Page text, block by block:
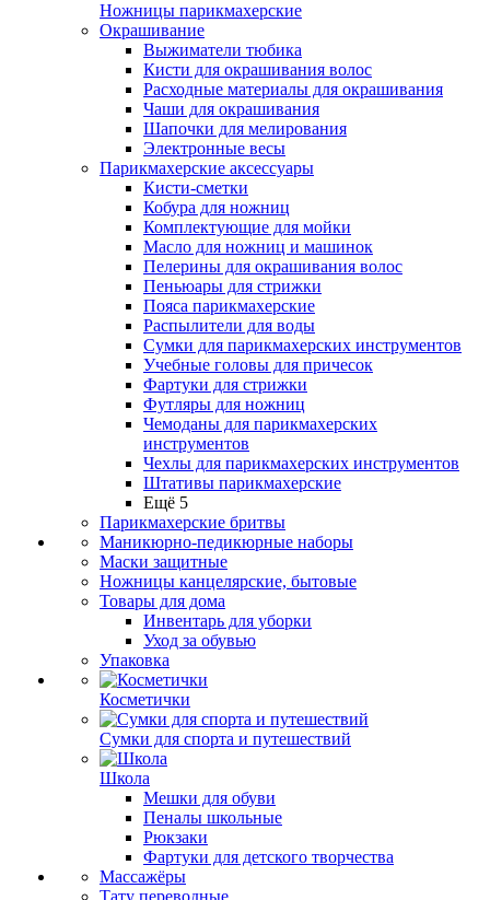
Ножницы парикмахерские
Окрашивание
Выжиматели тюбика
Кисти для окрашивания волос
Расходные материалы для окрашивания
Чаши для окрашивания
Шапочки для мелирования
Электронные весы
Парикмахерские аксессуары
Кисти-сметки
Кобура для ножниц
Комплектующие для мойки
Масло для ножниц и машинок
Пелерины для окрашивания волос
Пеньюары для стрижки
Пояса парикмахерские
Распылители для воды
Сумки для парикмахерских инструментов
Учебные головы для причесок
Фартуки для стрижки
Футляры для ножниц
Чемоданы для парикмахерских
инструментов
Чехлы для парикмахерских инструментов
Штативы парикмахерские
Ещё 5
Парикмахерские бритвы
Маникюрно-педикюрные наборы
Маски защитные
Ножницы канцелярские, бытовые
Товары для дома
Инвентарь для уборки
Уход за обувью
Упаковка
Косметички
Сумки для спорта и путешествий
Школа
Мешки для обуви
Пеналы школьные
Рюкзаки
Фартуки для детского творчества
Массажёры
Тату переводные